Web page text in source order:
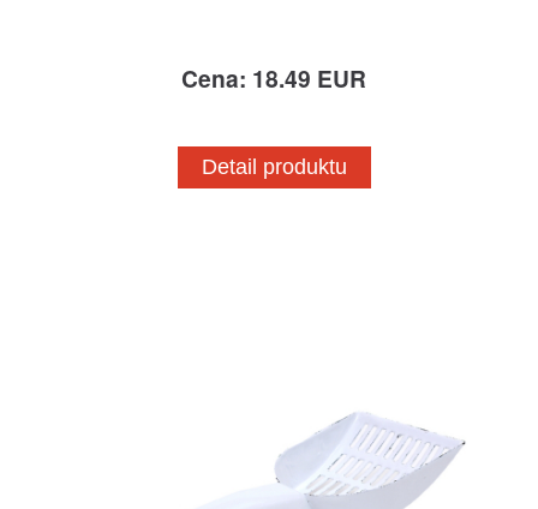
Cena: 18.49 EUR
Detail produktu